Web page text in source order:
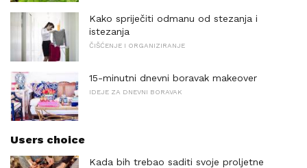
Kako spriječiti odmanu od stezanja i
istezanja
ČIŠĆENJE I ORGANIZIRANJE
15-minutni dnevni boravak makeover
IDEJE ZA DNEVNI BORAVAK
Users choice
Kada bih trebao saditi svoje proljetne